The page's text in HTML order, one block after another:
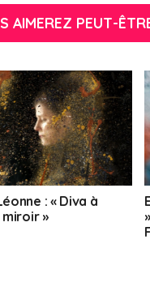
AIMEREZ PEUT-
: « Diva à
»